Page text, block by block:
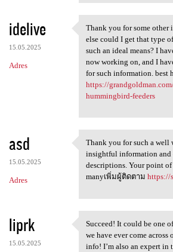
idelive
15.05.2025
Adres
Thank you for some
Thank you for some other
else could I get that type
such an ideal means? I
now working on, and I
for such information. best
https://
hummingbird-feeders
asd
15.05.2025
Adres
Thank you for such
Thank you for such a well
insightful information and
descriptions. Your point
manyเพิ่มผู้ติดตาม https://
liprk
15.05.2025
Succeed! It could be
Succeed! It could be one
we have ever come
info! I’m also an expert in